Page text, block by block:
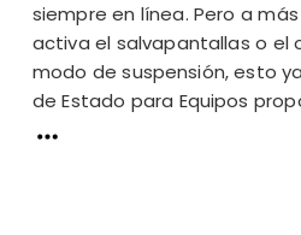
siempre en línea. Pero a
activa el salvapantallas o el
modo de suspensión, esto
de Estado para Equipos